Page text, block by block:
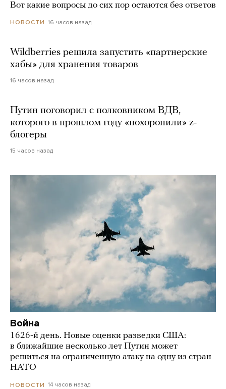
Вот какие вопросы до сих пор остаются без ответов
НОВОСТИ 16 часов назад
Wildberries решила запустить «партнерские
хабы» для хранения товаров
16 часов назад
Путин поговорил с полковником ВДВ,
которого в прошлом году «похоронили» z-
блогеры
15 часов назад
Война
1626-й день. Новые оценки разведки США:
в ближайшие несколько лет Путин может
решиться на ограниченную атаку на одну из стран
НАТО
НОВОСТИ 14 часов назад